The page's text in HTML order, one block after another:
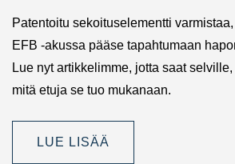
Patentoitu sekoituselementti
EFB -akussa pääse tapahtumaan
Lue nyt artikkelimme, jotta saat
mitä etuja se tuo mukanaan.
LUE LISÄÄ